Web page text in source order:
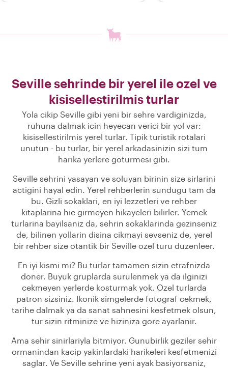
Seville sehrinde bir yerel ile ozel ve
kisisellestirilmis turlar
Yola cikip Seville gibi yeni bir sehre vardiginizda,
ruhuna dalmak icin heyecan verici bir yol var:
kisisellestirilmis yerel turlar. Tipik turistik rotalari
unutun - bu turlar, bir yerel arkadasinizin sizi tum
harika yerlere goturmesi gibi.
Seville sehrini yasayan ve soluyan birinin size sirlarini
actigini hayal edin. Yerel rehberlerin sundugu tam da
bu. Gizli sokaklari, en iyi lezzetleri ve rehber
kitaplarina hic girmeyen hikayeleri bilirler. Yemek
turlarina bayilsaniz da, sehrin sokaklarinda gezinseniz
de, bilinen yollarin disina cikmayi sevseniz de, yerel
bir rehber size otantik bir Seville ozel turu duzenleer.
En iyi kismi mi? Bu turlar tamamen sizin etrafnizda
doner. Buyuk gruplarda surulenmek ya da ilginizi
cekmeyen yerlerde kosturmak yok. Ozel turlarda
patron sizsiniz. Ikonik simgelerde fotograf cekmek,
tarihe dalmak ya da sanat sahnesini kesfetmek olsun,
tur sizin ritminize ve hiziniza gore ayarlanir.
Ama sehir sinirlariyla bitmiyor. Gunubirlik geziler sehir
ormanindan kacip yakinlardaki harikeleri kesfetmenizi
saglar. Ve Seville sehrine yeni ayak basiyorsaniz,